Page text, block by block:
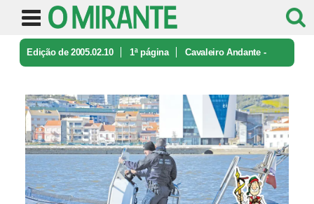
Edição de 2005.02.10 1ª página Cavaleiro Andante -